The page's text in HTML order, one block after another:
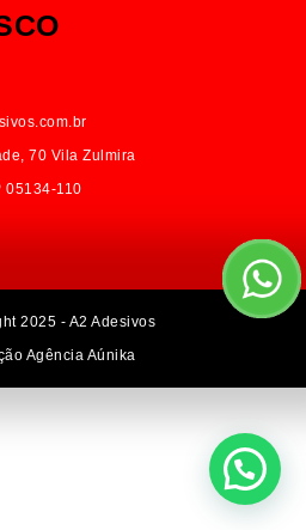
70 Vila Zulmira
05134-110
2025 - A2 Adesivos
Agência Aúnika